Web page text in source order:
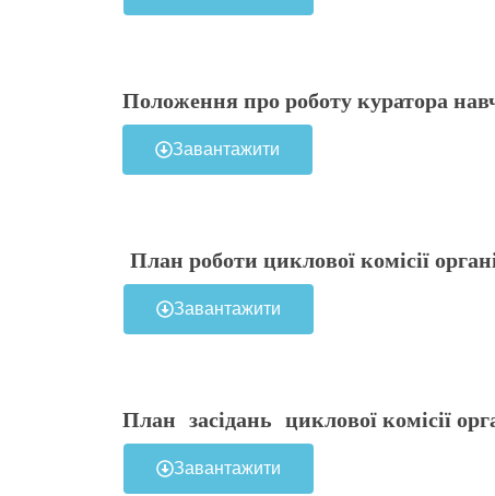
Положенняпро роботукуратора
Завантажити
План роботи циклової комісії
Завантажити
План засідань циклової комісії
Завантажити